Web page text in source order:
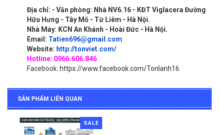
Địa chỉ: - Văn phòng: Nhà NV6.16 - KĐT Viglacera Đường
Hữu Hưng - Tây Mỗ - Từ Liêm - Hà Nội.
Nhà Máy: KCN An Khánh - Hoài Đức - Hà Nội.
Email: Tatien696@gmail.com
Website: http://tonviet.com/
Hotline: 0966.606.846
Facebook: https://www.facebook.com/Tonlanh16
SẢN PHẨM LIÊN QUAN
SALE